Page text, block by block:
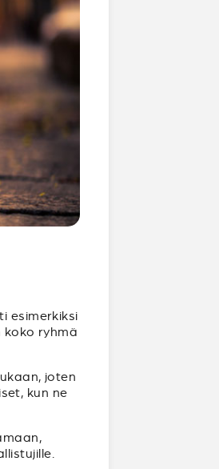
esimerkiksi
koko ryhmä
joten
kun ne